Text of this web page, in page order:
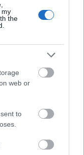
my
the
web or
to